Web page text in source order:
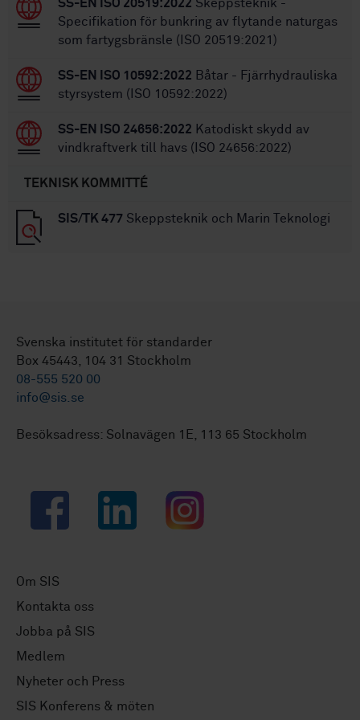
SS-EN ISO 20519:2022 Skeppsteknik -
Specifikation för bunkring av flytande naturgas
som fartygsbränsle (ISO 20519:2021)
SS-EN ISO 10592:2022 Båtar - Fjärrhydrauliska
styrsystem (ISO 10592:2022)
SS-EN ISO 24656:2022 Katodiskt skydd av
vindkraftverk till havs (ISO 24656:2022)
TEKNISK KOMMITTÉ
SIS/TK 477 Skeppsteknik och Marin Teknologi
Svenska institutet för standarder
Box 45443, 104 31 Stockholm
08-555 520 00
info@sis.se
Besöksadress: Solnavägen 1E, 113 65 Stockholm
Facebook LinkedIn Instagram
Om SIS
Kontakta oss
Jobba på SIS
Medlem
Nyheter och Press
SIS Konferens & möten